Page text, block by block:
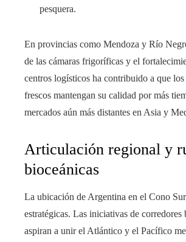
pesquera.
En provincias como Mendoza y Río
de las cámaras frigoríficas y el
centros logísticos ha contribuido a que
frescos mantengan su calidad por más
mercados aún más distantes en Asia y
Articulación regional y
bioceánicas
La ubicación de Argentina en el Cono
estratégicas. Las iniciativas de corredores
aspiran a unir el Atlántico y el Pacífico